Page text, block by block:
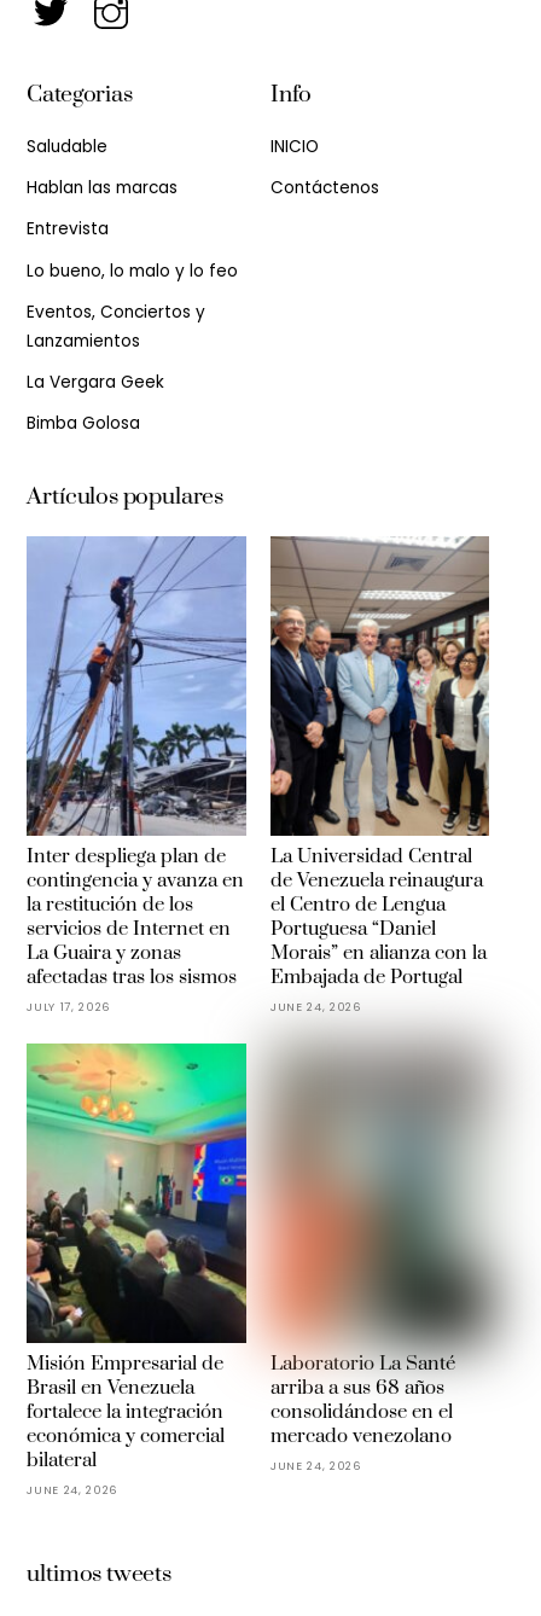
Categorias
Saludable
Hablan las marcas
Entrevista
Lo bueno, lo malo y lo feo
Eventos, Conciertos y
Lanzamientos
La Vergara Geek
Bimba Golosa
Info
INICIO
Contáctenos
Artículos populares
Inter despliega plan de
contingencia y avanza en
la restitución de los
servicios de Internet en
La Guaira y zonas
afectadas tras los sismos
JULY 17, 2026
La Universidad Central
de Venezuela reinaugura
el Centro de Lengua
Portuguesa “Daniel
Morais” en alianza con la
Embajada de Portugal
JUNE 24, 2026
Misión Empresarial de
Brasil en Venezuela
fortalece la integración
económica y comercial
bilateral
JUNE 24, 2026
Laboratorio La Santé
arriba a sus 68 años
consolidándose en el
mercado venezolano
JUNE 24, 2026
ultimos tweets